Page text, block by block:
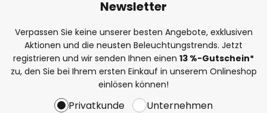
Newsletter
Verpassen Sie keine unserer besten Angebote, exklusiven
Aktionen und die neusten Beleuchtungstrends. Jetzt
registrieren und wir senden Ihnen einen 13 %-Gutschein*
zu, den Sie bei Ihrem ersten Einkauf in unserem Onlineshop
einlösen können!
Privatkunde Unternehmen